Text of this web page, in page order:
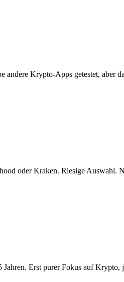
andere Krypto-Apps getestet, aber
oder Kraken. Riesige Auswahl.
Jahren. Erst purer Fokus auf